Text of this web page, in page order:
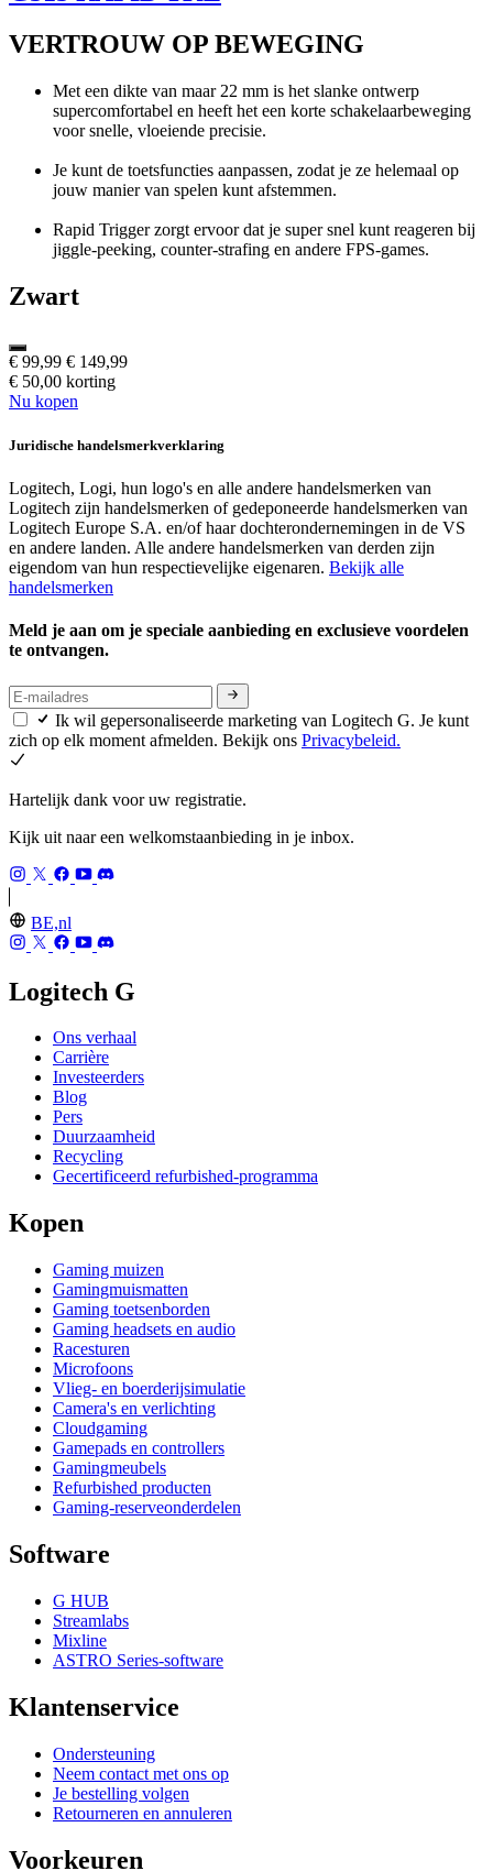
VERTROUW OP BEWEGING
Met een dikte van maar 22 mm is het slanke ontwerp
supercomfortabel en heeft het een korte schakelaarbeweging
voor snelle, vloeiende precisie.
Je kunt de toetsfuncties aanpassen, zodat je ze helemaal op
jouw manier van spelen kunt afstemmen.
Rapid Trigger zorgt ervoor dat je super snel kunt reageren bij
jiggle-peeking, counter-strafing en andere FPS-games.
Zwart
€ 99,99 € 149,99
€ 50,00 korting
Nu kopen
Juridische handelsmerkverklaring
Logitech, Logi, hun logo's en alle andere handelsmerken van
Logitech zijn handelsmerken of gedeponeerde handelsmerken van
Logitech Europe S.A. en/of haar dochterondernemingen in de VS
en andere landen. Alle andere handelsmerken van derden zijn
eigendom van hun respectievelijke eigenaren. Bekijk alle
handelsmerken
Meld je aan om je speciale aanbieding en exclusieve voordelen
te ontvangen.
Ik wil gepersonaliseerde marketing van Logitech G. Je kunt
zich op elk moment afmelden. Bekijk ons Privacybeleid.
Hartelijk dank voor uw registratie.
Kijk uit naar een welkomstaanbieding in je inbox.
BE,nl
Logitech G
Ons verhaal
Carrière
Investeerders
Blog
Pers
Duurzaamheid
Recycling
Gecertificeerd refurbished-programma
Kopen
Gaming muizen
Gamingmuismatten
Gaming toetsenborden
Gaming headsets en audio
Racesturen
Microfoons
Vlieg- en boerderijsimulatie
Camera's en verlichting
Cloudgaming
Gamepads en controllers
Gamingmeubels
Refurbished producten
Gaming-reserveonderdelen
Software
G HUB
Streamlabs
Mixline
ASTRO Series-software
Klantenservice
Ondersteuning
Neem contact met ons op
Je bestelling volgen
Retourneren en annuleren
Voorkeuren